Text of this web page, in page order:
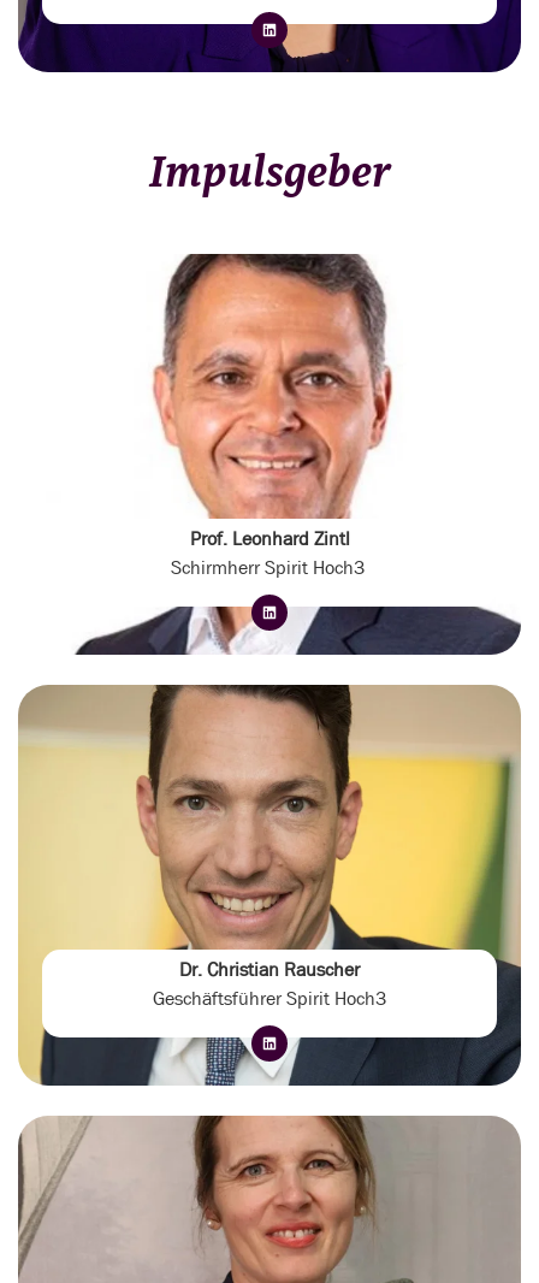
Impulsgeber
Prof. Leonhard Zintl
Schirmherr Spirit Hoch3
Dr. Christian Rauscher
Geschäftsführer Spirit Hoch3